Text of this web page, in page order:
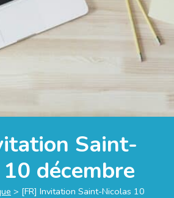
Saint-
décembre
> [FR] Invitation Saint-Nicolas 10